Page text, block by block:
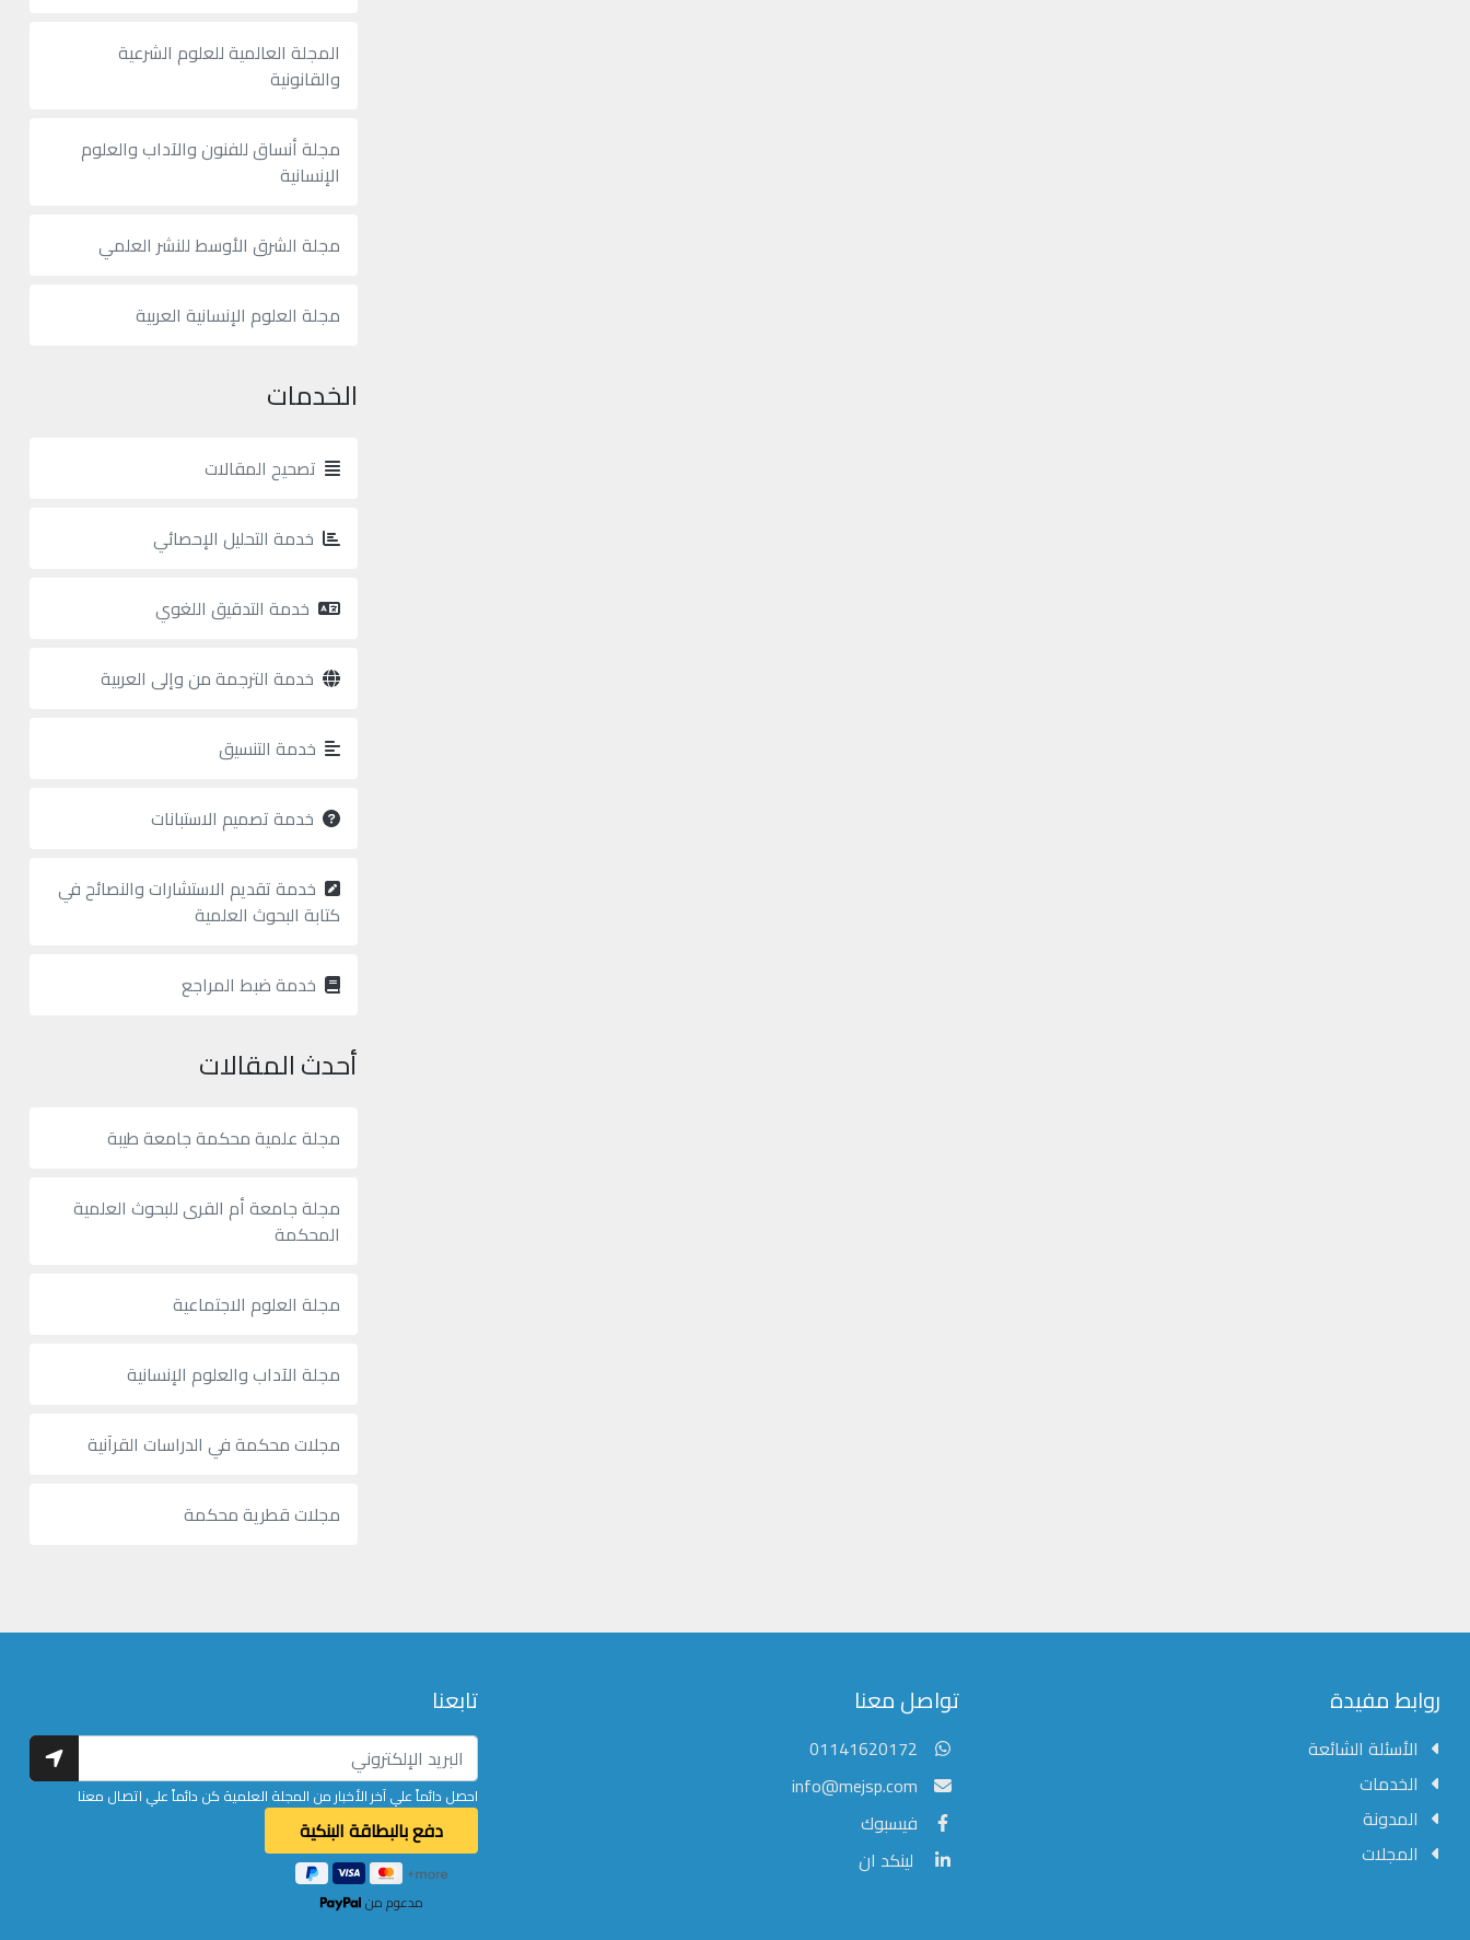
المجلة العالمية للعلوم الشرعية
والقانونية
مجلة أنساق للفنون والآداب والعلوم
الإنسانية
مجلة الشرق الأوسط للنشر العلمي
مجلة العلوم الإنسانية العربية
الخدمات
تصحيح المقالات
خدمة التحليل الإحصائي
خدمة التدقيق اللغوي
خدمة الترجمة من وإلى العربية
خدمة التنسيق
خدمة تصميم الاستبانات
خدمة تقديم الاستشارات والنصائح في
كتابة البحوث العلمية
خدمة ضبط المراجع
أحدث المقالات
مجلة علمية محكمة جامعة طيبة
مجلة جامعة أم القرى للبحوث العلمية
المحكمة
مجلة العلوم الاجتماعية
مجلة الآداب والعلوم الإنسانية
مجلات محكمة في الدراسات القرآنية
مجلات قطرية محكمة
روابط مفيدة
الأسئلة الشائعة
الخدمات
المدونة
المجلات
تواصل معنا
01141620172
info@mejsp.com
فيسبوك
لينكد ان
تابعنا
احصل دائماً علي آخر الأخبار من المجلة العلمية كن دائماً علي اتصال معنا
مدعوم من